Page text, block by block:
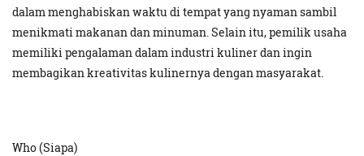
dalam menghabiskan waktu di tempat yang nyaman sambil
menikmati makanan dan minuman. Selain itu, pemilik usaha
memiliki pengalaman dalam industri kuliner dan ingin
membagikan kreativitas kulinernya dengan masyarakat.
Who (Siapa)